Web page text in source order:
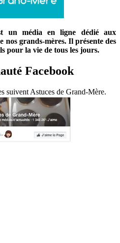
un média en ligne dédié aux
nos grands-mères. Il présente des
pour la vie de tous les jours.
Facebook
suivent Astuces de Grand-Mère.